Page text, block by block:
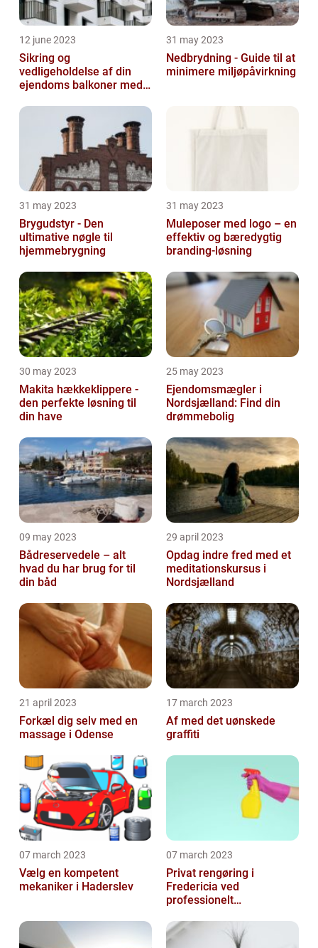
12 june 2023
Sikring og
vedligeholdelse af din
ejendoms balkoner med
31 may 2023
Nedbrydning - Guide til at
minimere miljøpåvirkning
31 may 2023
Brygudstyr - Den
ultimative nøgle til
hjemmebrygning
31 may 2023
Muleposer med logo – en
effektiv og bæredygtig
branding-løsning
30 may 2023
Makita hækkeklippere -
den perfekte løsning til
din have
25 may 2023
Ejendomsmægler i
Nordsjælland: Find din
drømmebolig
09 may 2023
Bådreservedele – alt
hvad du har brug for til
din båd
29 april 2023
Opdag indre fred med et
meditationskursus i
Nordsjælland
21 april 2023
Forkæl dig selv med en
massage i Odense
17 march 2023
Af med det uønskede
graffiti
07 march 2023
Vælg en kompetent
mekaniker i Haderslev
07 march 2023
Privat rengøring i
Fredericia ved
professionelt